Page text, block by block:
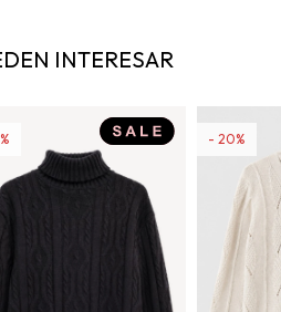
INTERESAR
20